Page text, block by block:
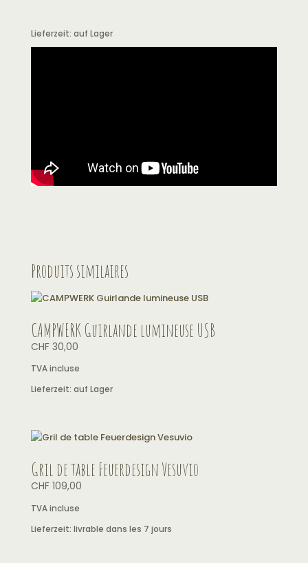
Lieferzeit: auf Lager
Produits similaires
CAMPWERK Guirlande lumineuse USB
CHF30,00
TVA incluse
Lieferzeit: auf Lager
Gril de table Feuerdesign Vesuvio
CHF109,00
TVA incluse
Lieferzeit: livrable dans les 7 jours